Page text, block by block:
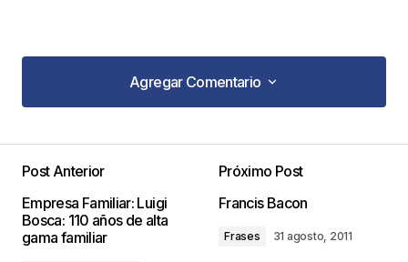
Agregar Comentario
Agregar Comentario
Nice !!!http://www.dodopublicity.com
dodopublicity
31 agosto, 2011 at 6:50 am
Responder
Post Anterior
Empresa Familiar: Luigi
Bosca: 110 años de alta
gama familiar
Próximo Post
Francis Bacon
Frases 31 agosto, 2011